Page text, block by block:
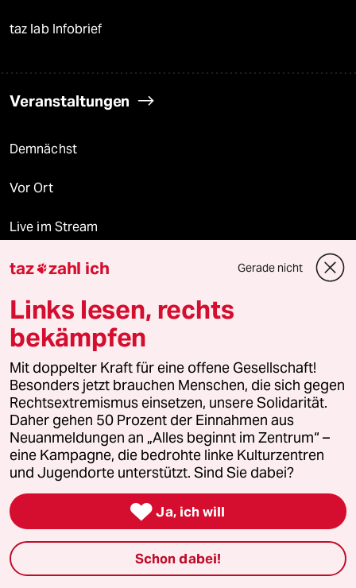
taz lab Infobrief
Veranstaltungen
Demnächst
Vor Ort
Live im Stream
Vergangene
taz lab 2027
Mehr taz Lesestoff
taz Blogs
taz FUTURZWEI
Le Monde diplomatique
taz Archiv
taz zahl ich Gerade nicht
Links lesen, rechts
bekämpfen
Mit doppelter Kraft für eine offene Gesellschaft!
Besonders jetzt brauchen Menschen, die sich gegen
Rechtsextremismus einsetzen, unsere Solidarität.
Daher gehen 50 Prozent der Einnahmen aus
Neuanmeldungen an „Alles beginnt im Zentrum“ –
eine Kampagne, die bedrohte linke Kulturzentren
und Jugendorte unterstützt. Sind Sie dabei?
 Ja, ich will
Schon dabei!